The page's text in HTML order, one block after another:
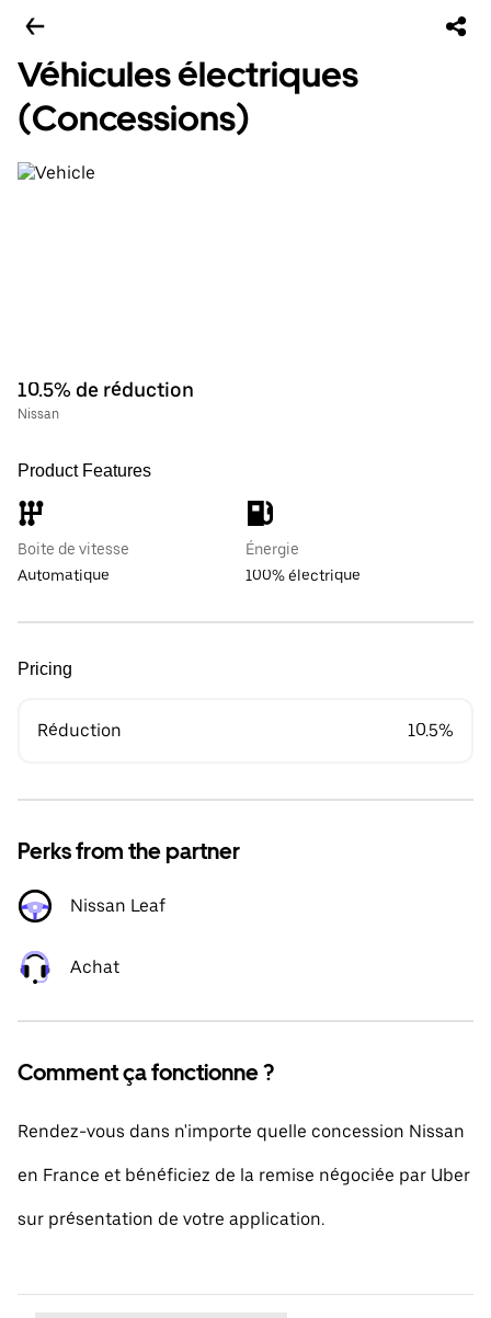
Véhicules électriques
(Concessions)
10.5% de réduction
Nissan
Product Features
Boite de vitesse
Automatique
Énergie
100% électrique
Pricing
Réduction 10.5%
Perks from the partner
Nissan Leaf
Achat
Comment ça fonctionne ?
Rendez-vous dans n'importe quelle concession Nissan
en France et bénéficiez de la remise négociée par Uber
sur présentation de votre application.